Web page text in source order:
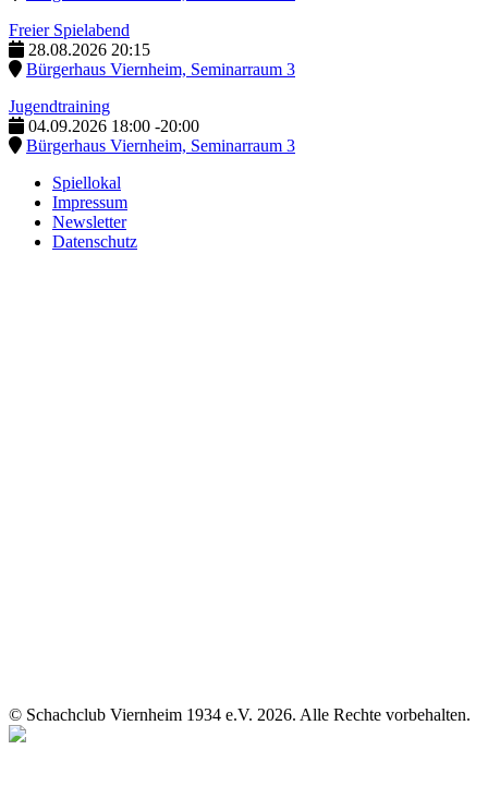
Freier Spielabend
28.08.2026 20:15
Bürgerhaus Viernheim, Seminarraum 3
Jugendtraining
04.09.2026 18:00 -20:00
Bürgerhaus Viernheim, Seminarraum 3
Spiellokal
Impressum
Newsletter
Datenschutz
© Schachclub Viernheim 1934 e.V. 2026. Alle Rechte vorbehalten.